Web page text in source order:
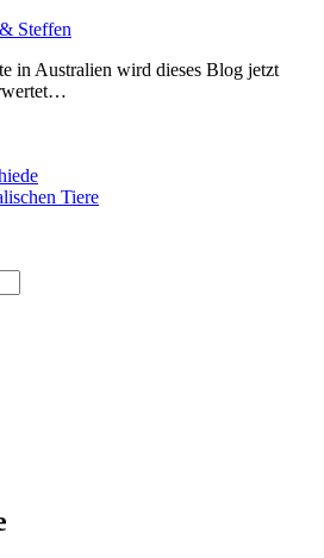
Steffen
in Australien wird dieses Blog jetzt
Tiere